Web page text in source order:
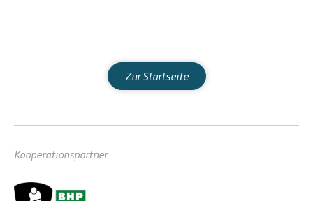
Zur Startseite
Kooperationspartner